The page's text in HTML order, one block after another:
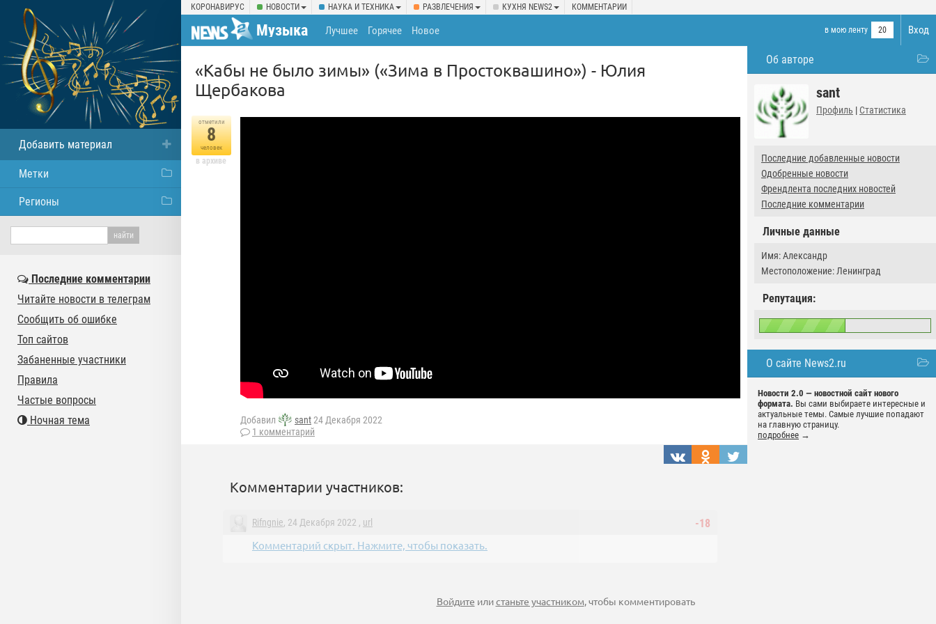
КОРОНАВИРУС НОВОСТИ НАУКА И ТЕХНИКА РАЗВЛЕЧЕНИЯ КУХНЯ NEWS2 КОММЕНТАРИИ
Вход
Музыка в мою ленту 20
Лучшее Горячее Новое
Об авторе
sant
Профиль | Статистика
Последние добавленные новости
Одобренные новости
Френдлента последних новостей
Последние комментарии
Личные данные
Имя: Александр
Местоположение: Ленинград
Репутация:
О сайте News2.ru
Новости 2.0 — новостной сайт нового
формата. Вы сами выбираете интересные и
актуальные темы. Самые лучшие попадают
на главную страницу.
подробнее →
«Кабы не было зимы» («Зима в Простоквашино») - Юлия
Щербакова
отметили
8
человек
в архиве
Добавил sant24 Декабря 2022
1 комментарий
Комментарии участников:
-18
Rifngnie, 24 Декабря 2022 , url
Комментарий скрыт. Нажмите, чтобы показать.
Войдите илистаньте участником, чтобы комментировать
Добавить материал
Метки
Регионы
Последние комментарии
Читайте новости в телеграм
Сообщить об ошибке
Топ сайтов
Забаненные участники
Правила
Частые вопросы
Ночная тема